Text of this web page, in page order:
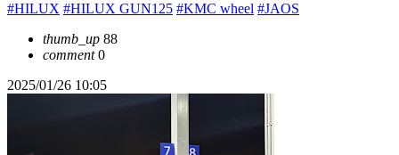
#HILUX #HILUX GUN125 #KMC wheel #JAOS
thumb_up 88
comment0
2025/01/26 10:05